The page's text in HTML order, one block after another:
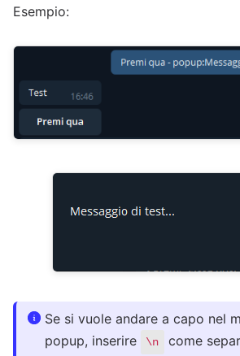
Esempio:
Se si vuole andare a capo nel
popup, inserire
\n
come